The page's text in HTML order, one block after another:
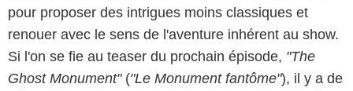
pour proposer des intrigues moins classiques et
renouer avec le sens de l'aventure inhérent au show.
Si l'on se fie au teaser du prochain épisode, "The
Ghost Monument"("Le Monument fantôme"), il y a de